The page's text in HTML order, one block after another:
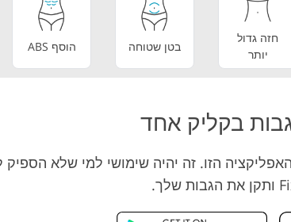
חזה גדול
יותר
בטן שטוחה הוסף ABS
בקליק אחד
הזו. זה יהיה שימושי למי שלא